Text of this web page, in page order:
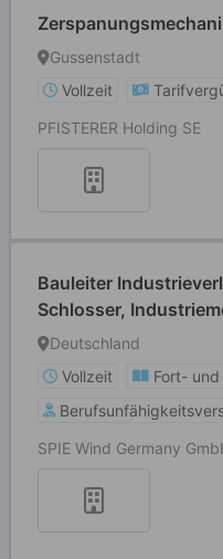
Gussenstadt
Vollzeit
PFISTERER Holding SE
Bauleiter
Schlosser,
Techniker m/w/d
Deutschland
Vollzeit
Fort-
SPIE Wind Germany